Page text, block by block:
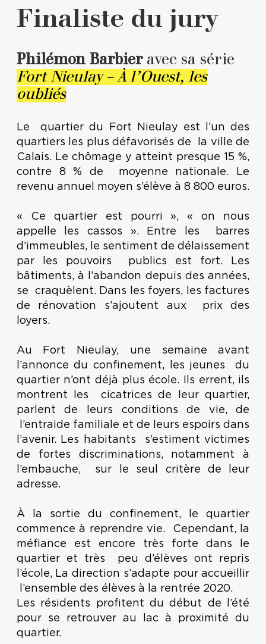
Finaliste du jury
Philémon Barbieravec sa série
Fort Nieulay – À l’Ouest, les
oubliés
Le quartier du Fort Nieulay est l’un des
quartiers les plus défavorisés de la ville de
Calais. Le chômage y atteint presque 15 %,
contre 8 % de moyenne nationale. Le
revenu annuel moyen s’élève à 8 800 euros.
« Ce quartier est pourri », « on nous
appelle les cassos ». Entre les barres
d’immeubles, le sentiment de délaissement
par les pouvoirs publics est fort. Les
bâtiments, à l’abandon depuis des années,
se craquèlent. Dans les foyers, les factures
de rénovation s’ajoutent aux prix des
loyers.
Au Fort Nieulay, une semaine avant
l’annonce du confinement, les jeunes du
quartier n’ont déjà plus école. Ils errent, ils
montrent les cicatrices de leur quartier,
parlent de leurs conditions de vie, de
l’entraide familiale et de leurs espoirs dans
l’avenir. Les habitants s’estiment victimes
de fortes discriminations, notamment à
l’embauche, sur le seul critère de leur
adresse.
À la sortie du confinement, le quartier
commence à reprendre vie. Cependant, la
méfiance est encore très forte dans le
quartier et très peu d’élèves ont repris
l’école, La direction s’adapte pour accueillir
l’ensemble des élèves à la rentrée 2020.
Les résidents profitent du début de l’été
pour se retrouver au lac à proximité du
quartier.